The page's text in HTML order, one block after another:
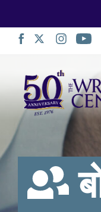
स्किप
गर्नुहोस्